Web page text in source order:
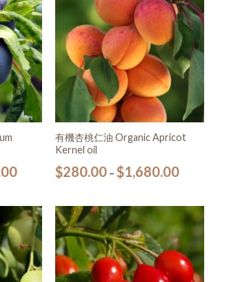
加入
願望
清單
加入
願望
清單
有機杏桃仁油 Organic Apricot
Kernel oil
$280.00 –$1,680.00
加入
願望
清單
加入
願望
清單